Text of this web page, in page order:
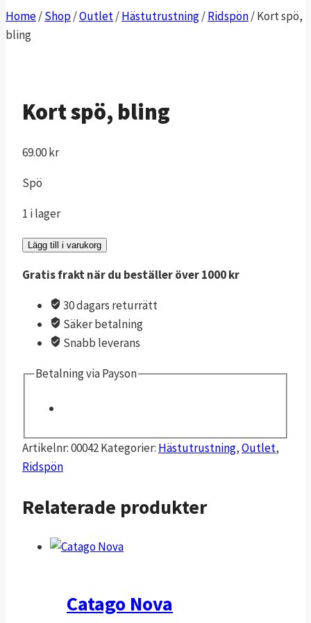
Home/Shop/Outlet/Hästutrustning/Ridspön/Kort spö,
bling
Kort spö, bling
69.00kr
Spö
1 i lager
Kort
bling
mängd
Lägg till i varukorg
Gratis frakt när du beställer över 1000 kr
30 dagars returrätt
Säker betalning
Snabb leverans
Betalning via Payson
Artikelnr:00042Kategorier: Hästutrustning,Outlet,
Ridspön
Relaterade produkter
Catago Nova